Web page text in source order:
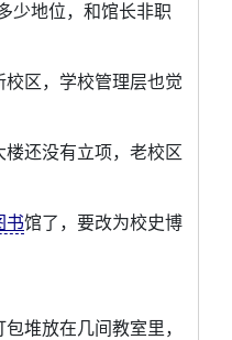
少地位，和馆长非职
区，学校管理层也觉
还没有立项，老校区
书馆了，要改为校史博
堆放在几间教室里，